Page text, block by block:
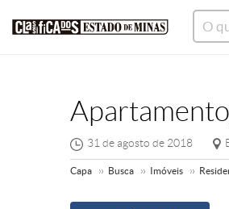
31 de agosto de 2018
Capa Busca Imóveis